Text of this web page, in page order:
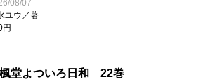
08/07
ユウ／著
円
堂よついろ日和 22巻